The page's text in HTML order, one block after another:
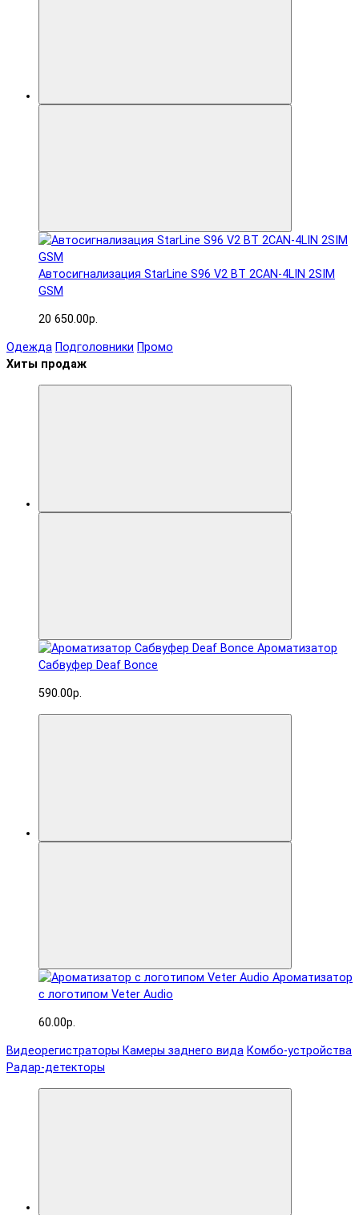
Автосигнализация StarLine S96 V2 BT 2CAN-4LIN 2SIM
GSM
20 650.00р.
Одежда Подголовники Промо
Хиты продаж
Ароматизатор
Сабвуфер Deaf Bonce
590.00р.
Ароматизатор
с логотипом Veter Audio
60.00р.
Видеорегистраторы Камеры заднего вида Комбо-устройства
Радар-детекторы